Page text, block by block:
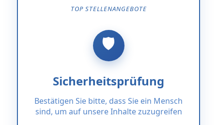
TOP STELLENANGEBOTE
Sicherheitsprüfung
Bestätigen Sie bitte, dass Sie ein Mensch
sind, um auf unsere Inhalte zuzugreifen